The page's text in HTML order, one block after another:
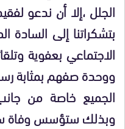
الجلل ،إلا أن ندعو
بتشكراتنا إلى السادة
الاجتماعي بعفوية
ووحدة صفهم بمثابة
الجميع خاصة من
وبذلك ستؤسس وفاة